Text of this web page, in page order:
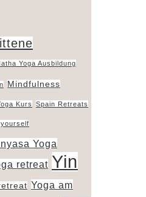
Yoga Ausbildung
Mindfulness
Kurs Spain Retreats
Yoga
retreat Yin
Yoga am